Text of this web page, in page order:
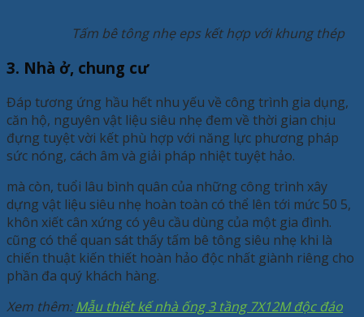
Tấm bê tông nhẹ eps kết hợp với khung thép
3. Nhà ở, chung cư
Đáp tương ứng hầu hết nhu yếu về công trình gia dụng,
căn hộ, nguyên vật liệu siêu nhẹ đem về thời gian chịu
đựng tuyệt vời kết phù hợp với năng lực phương pháp
sức nóng, cách âm và giải pháp nhiệt tuyệt hảo.
mà còn, tuổi lâu bình quân của những công trình xây
dựng vật liệu siêu nhẹ hoàn toàn có thể lên tới mức 50 5,
khôn xiết cân xứng có yêu cầu dùng của một gia đình.
cũng có thể quan sát thấy tấm bê tông siêu nhẹ khi là
chiến thuật kiến thiết hoàn hảo độc nhất giành riêng cho
phần đa quý khách hàng.
Xem thêm:Mẫu thiết kế nhà ống 3 tầng 7X12M độc đáo